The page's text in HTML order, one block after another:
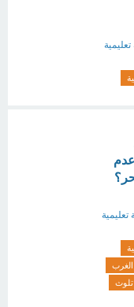
تعليمية
تعليمية
الغرب
تلوث